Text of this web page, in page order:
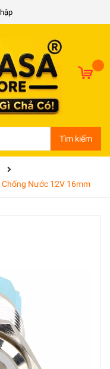
Tìm kiếm
Nước 12V 16mm